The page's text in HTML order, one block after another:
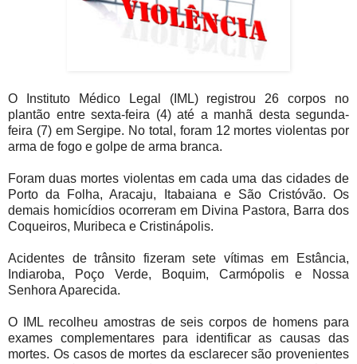
O Instituto Médico Legal (IML) registrou 26 corpos no
plantão entre sexta-feira (4) até a manhã desta segunda-
feira (7) em Sergipe. No total, foram 12 mortes violentas por
arma de fogo e golpe de arma branca.
Foram duas mortes violentas em cada uma das cidades de
Porto da Folha, Aracaju, Itabaiana e São Cristóvão. Os
demais homicídios ocorreram em Divina Pastora, Barra dos
Coqueiros, Muribeca e Cristinápolis.
Acidentes de trânsito fizeram sete vítimas em Estância,
Indiaroba, Poço Verde, Boquim, Carmópolis e Nossa
Senhora Aparecida.
O IML recolheu amostras de seis corpos de homens para
exames complementares para identificar as causas das
mortes. Os casos de mortes da esclarecer são provenientes